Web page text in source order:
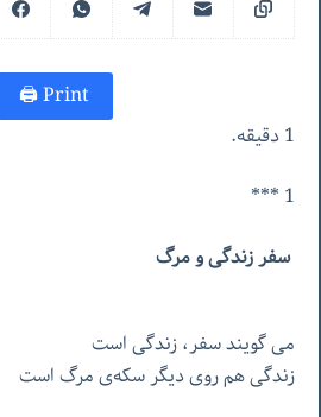
Print 🖨
1 دقیقه.
1 ***
سفرزندگیومرگ
میگویندسفر،زندگیاست
زندگیهمرویدیگرسکه‌یمرگاست